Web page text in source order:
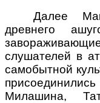
Далее
древнего
слушателей в
самобытной
Милашина,